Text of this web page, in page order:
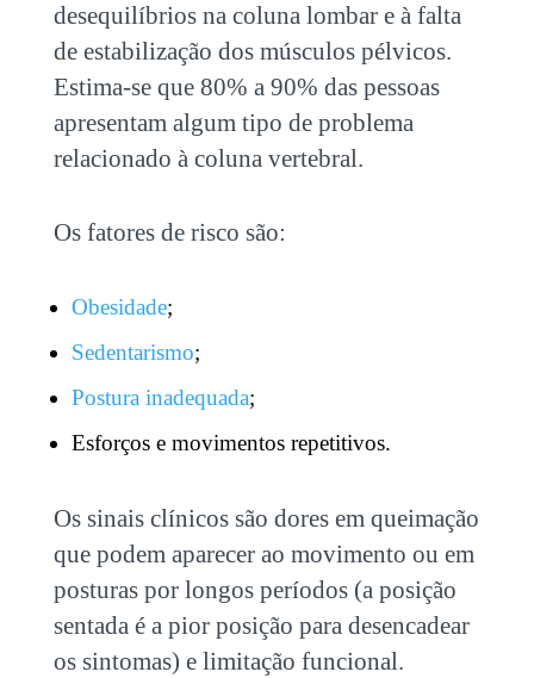
desequilíbrios na coluna lombar e à falta
de estabilização dos músculos pélvicos.
Estima-se que 80% a 90% das pessoas
apresentam algum tipo de problema
relacionado à coluna vertebral.
Os fatores de risco são:
Obesidade;
Sedentarismo;
Postura inadequada;
Esforços e movimentos repetitivos.
Os sinais clínicos são dores em queimação
que podem aparecer ao movimento ou em
posturas por longos períodos (a posição
sentada é a pior posição para desencadear
os sintomas) e limitação funcional.